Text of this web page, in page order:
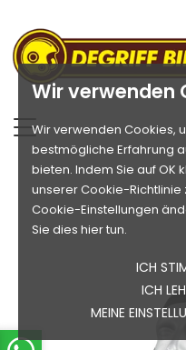
Wir verwenden
Wir verwenden Cookies,
bestmögliche Erfahrung
bieten. Indem Sie auf OK
unserer Cookie-Richtlinie
Cookie-Einstellungen
Sie dies hier tun.
ICH
ICH
MEINE